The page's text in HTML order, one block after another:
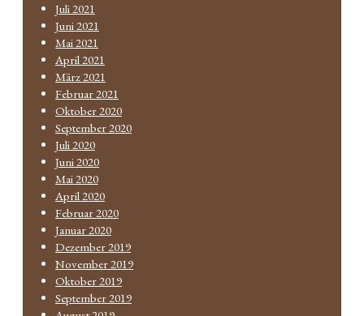
Juli 2021
Juni 2021
Mai 2021
April 2021
März 2021
Februar 2021
Oktober 2020
September 2020
Juli 2020
Juni 2020
Mai 2020
April 2020
Februar 2020
Januar 2020
Dezember 2019
November 2019
Oktober 2019
September 2019